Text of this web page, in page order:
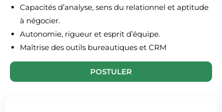
Capacités d’analyse, sens du relationnel et aptitude
à négocier.
Autonomie, rigueur et esprit d’équipe.
Maîtrise des outils bureautiques et CRM
POSTULER